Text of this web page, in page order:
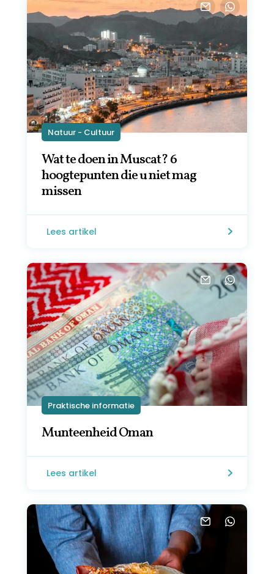
Natuur - Cultuur
Wat te doen in Muscat? 6
hoogtepunten die u niet mag
missen
Lees artikel
Praktische informatie
Munteenheid Oman
Lees artikel